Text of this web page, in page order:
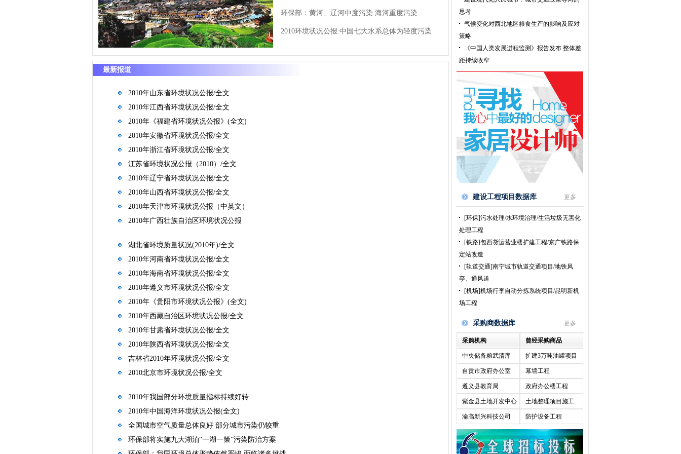
环保部：黄河、辽河中度污染 海河重度污染
2010环境状况公报:中国七大水系总体为轻度污染
最新报道
2010年山东省环境状况公报/全文
2010年江西省环境状况公报/全文
2010年《福建省环境状况公报》(全文)
2010年安徽省环境状况公报/全文
2010年浙江省环境状况公报/全文
江苏省环境状况公报（2010）/全文
2010年辽宁省环境状况公报/全文
2010年山西省环境状况公报/全文
2010年天津市环境状况公报（中英文）
2010年广西壮族自治区环境状况公报
湖北省环境质量状况(2010年)/全文
2010年河南省环境状况公报/全文
2010年海南省环境状况公报/全文
2010年遵义市环境状况公报/全文
2010年《贵阳市环境状况公报》(全文)
2010年西藏自治区环境状况公报/全文
2010年甘肃省环境状况公报/全文
2010年陕西省环境状况公报/全文
吉林省2010年环境状况公报/全文
2010北京市环境状况公报/全文
2010年我国部分环境质量指标持续好转
2010年中国海洋环境状况公报(全文)
全国城市空气质量总体良好 部分城市污染仍较重
环保部将实施九大湖泊“一湖一策”污染防治方案